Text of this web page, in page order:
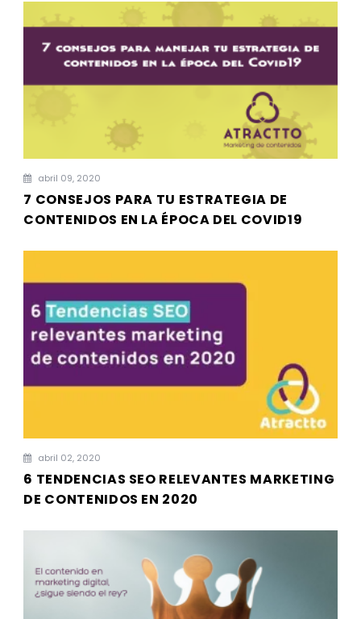
abril 09, 2020
7 CONSEJOS PARA TU ESTRATEGIA DE
CONTENIDOS EN LA ÉPOCA DEL COVID19
abril 02, 2020
6 TENDENCIAS SEO RELEVANTES MARKETING
DE CONTENIDOS EN 2020